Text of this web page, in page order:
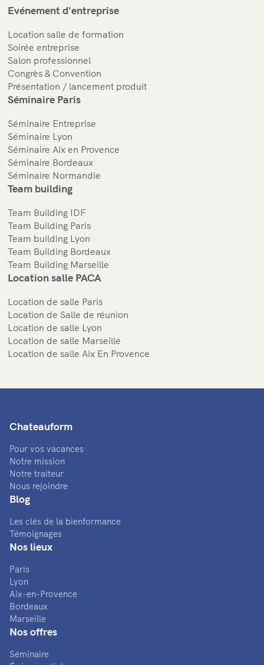
Evénement d'entreprise
Location salle de formation
Soirée entreprise
Salon professionnel
Congrès & Convention
Présentation / lancement produit
Séminaire Paris
Séminaire Entreprise
Séminaire Lyon
Séminaire Aix en Provence
Séminaire Bordeaux
Séminaire Normandie
Team building
Team Building IDF
Team Building Paris
Team building Lyon
Team Building Bordeaux
Team Building Marseille
Location salle PACA
Location de salle Paris
Location de Salle de réunion
Location de salle Lyon
Location de salle Marseille
Location de salle Aix En Provence
Chateauform
Pour vos vacances
Notre mission
Notre traiteur
Nous rejoindre
Blog
Les clés de la bienformance
Témoignages
Nos lieux
Paris
Lyon
Aix-en-Provence
Bordeaux
Marseille
Nos offres
Séminaire